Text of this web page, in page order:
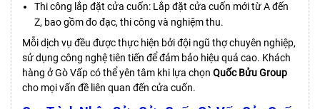
Thi công lắp đặt cửa cuốn: Lắp đặt cửa cuốn mới từ A đến
Z, bao gồm đo đạc, thi công và nghiệm thu.
Mỗi dịch vụ đều được thực hiện bởi đội ngũ thợ chuyên nghiệp,
sử dụng công nghệ tiên tiến để đảm bảo hiệu quả cao. Khách
hàng ở Gò Vấp có thể yên tâm khi lựa chọn Quốc Bửu Group
cho mọi vấn đề liên quan đến cửa cuốn.